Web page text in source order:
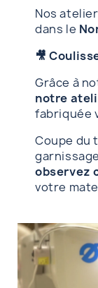
Nos
dans le
🎥
Grâce à
notre
fabriquée
Coupe du
observez
votre